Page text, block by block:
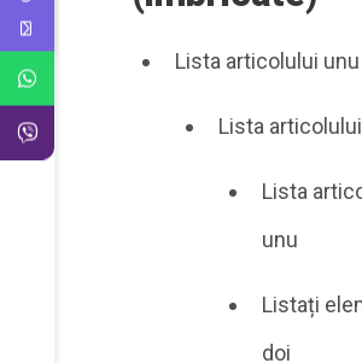
Lista articolului unu
Lista
Lista
unu
Listați
doi